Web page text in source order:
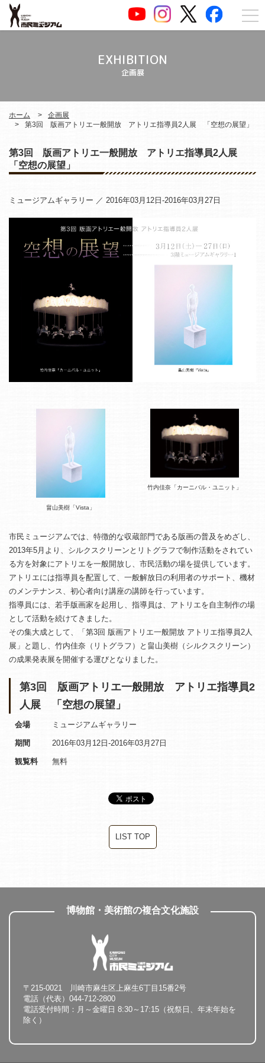
EXHIBITION
企画展
ホーム
企画展
第3回 版画アトリエ一般開放 アトリエ指導員2人展 「空想の展望」
第3回 版画アトリエ一般開放 アトリエ指導員2人展
「空想の展望」
ミュージアムギャラリー ／ 2016年03月12日-2016年03月27日
畠山美樹「Vista」
竹内佳奈「カーニバル・ユニット」
市民ミュージアムでは、特徴的な収蔵部門である版画の普及をめざし、
2013年5月より、シルクスクリーンとリトグラフで制作活動をされてい
る方を対象にアトリエを一般開放し、市民活動の場を提供しています。
アトリエには指導員を配置して、一般解放日の利用者のサポート、機材
のメンテナンス、初心者向け講座の講師を行っています。
指導員には、若手版画家を起用し、指導員は、アトリエを自主制作の場
として活動を続けてきました。
その集大成として、「第3回 版画アトリエ一般開放 アトリエ指導員2人
展」と題し、竹内佳奈（リトグラフ）と畠山美樹（シルクスクリーン）
の成果発表展を開催する運びとなりました。
第3回 版画アトリエ一般開放 アトリエ指導員2
人展 「空想の展望」
会場 ミュージアムギャラリー
期間 2016年03月12日-2016年03月27日
観覧料 無料
LIST TOP
博物館・美術館の複合文化施設
〒215-0021 川崎市麻生区上麻生6丁目15番2号
電話（代表）044-712-2800
電話受付時間：月～金曜日 8:30～17:15（祝祭日、年末年始を
除く）